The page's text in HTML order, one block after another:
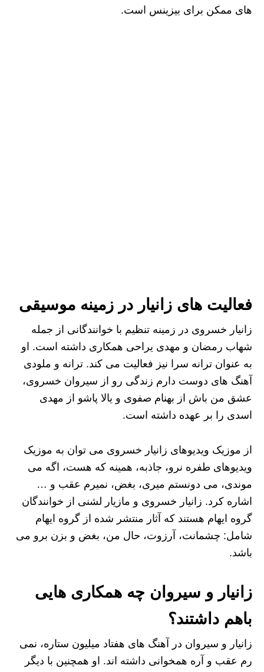
های ممکن برای بیزینس است.
فعالیت های زانیار در زمینه موسیقی
زانیار خسروی در زمینه تنظیم با خوانندگانی از جمله
شهاب رمضان و مهدی یراحی همکاری داشته است. او
به عنوان ترانه سرا نیز فعالیت می کند. ترانه و ملودی
آهنگ های دوست دارم زندگی رو از سیروان خسروی،
عشق من باش از بهنام صفوی و یالا پاشو از مهدی
اسدی را بر عهده داشته است.
از موزیک ویدیوهای زانیار خسروی می توان به موزیک
ویدیوهای طفره نرو، جاذبه، همینه که هست، اگه می
موندی، می دونستم میری، بغض، نمیرم عقب و …
اشاره کرد. زانیار خسروی و مازیار لشنی از خوانندگان
گروه ایهام هستند که آثار منتشر شده از گروه ایهام
شامل: چشمانت، آرزوت، حال من، بغض و بزن برو می
باشد.
زانیار و سیروان چه همکاری هایی
باهم داشتند؟
زانیار و سیروان در آهنگ های هفتاد میلیون ستاره، نمی
رم عقب و آره همخوانی داشته اند. او همچنین با دیگر